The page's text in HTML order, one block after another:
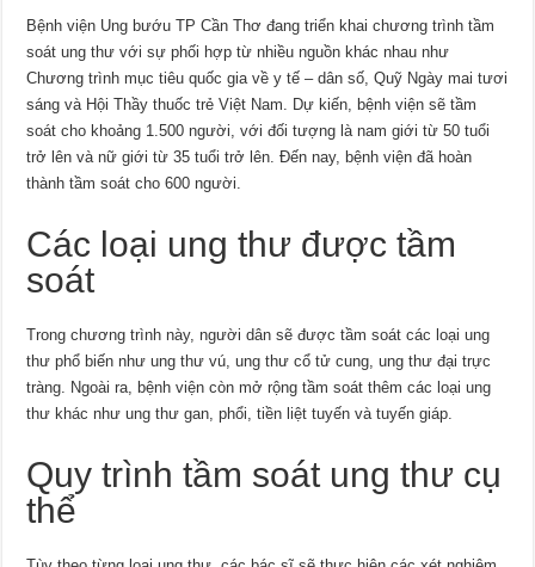
Bệnh viện Ung bướu TP Cần Thơ đang triển khai chương trình tầm
soát ung thư với sự phối hợp từ nhiều nguồn khác nhau như
Chương trình mục tiêu quốc gia về y tế – dân số, Quỹ Ngày mai tươi
sáng và Hội Thầy thuốc trẻ Việt Nam. Dự kiến, bệnh viện sẽ tầm
soát cho khoảng 1.500 người, với đối tượng là nam giới từ 50 tuổi
trở lên và nữ giới từ 35 tuổi trở lên. Đến nay, bệnh viện đã hoàn
thành tầm soát cho 600 người.
Các loại ung thư được tầm
soát
Trong chương trình này, người dân sẽ được tầm soát các loại ung
thư phổ biến như ung thư vú, ung thư cổ tử cung, ung thư đại trực
tràng. Ngoài ra, bệnh viện còn mở rộng tầm soát thêm các loại ung
thư khác như ung thư gan, phổi, tiền liệt tuyến và tuyến giáp.
Quy trình tầm soát ung thư cụ
thể